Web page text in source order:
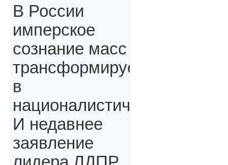
В России
имперское
сознание масс
трансформируется
в
националистическое.
И недавнее
заявление